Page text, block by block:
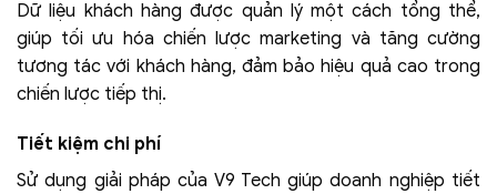
Dữ liệu khách hàng được quản lý một cách tổng thể,
giúp tối ưu hóa chiến lược marketing và tăng cường
tương tác với khách hàng, đảm bảo hiệu quả cao trong
chiến lược tiếp thị.
Tiết kiệm chi phí
Sử dụng giải pháp của V9 Tech giúp doanh nghiệp tiết